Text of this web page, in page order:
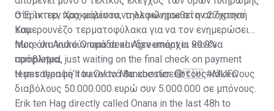
στη Ίντερ, προκειμένου να ολοκληρωθεί η απόκτησή
του.
Ο Έρικ τεν Χαχ μάλιστα, τηλεφώνησε στον 27χρονο
Καμερουνέζο τερματοφύλακα για να τον ενημερώσει
πως όλα κυλούν ομάδα και δεν υπάρχει κανένα
πρόβλημα.
More on André Onana deal. Agreement is 99.9%
completed, just waiting on the final check on payment
terms then he’ll travel to Manchester. 🔴🇨🇲#MUFC
Erik ten Hag directly called Onana in the last 48h to
Η μεταγραφή του Ονανά θα κοστίσει στους κόκκινους
διαβόλους 50.000.000 ευρώ συν 5.000.000 σε μπόνους.